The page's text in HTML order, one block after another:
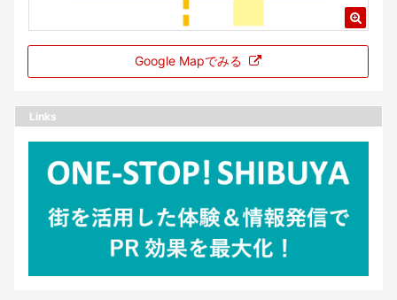
Google Mapでみる
Links